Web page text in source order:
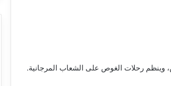
وينظم رحلات الغوص على الشعاب المرجانية.